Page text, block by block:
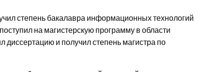
степень бакалавра информационных технологий
на магистерскую программу в области
и получил степень магистра по